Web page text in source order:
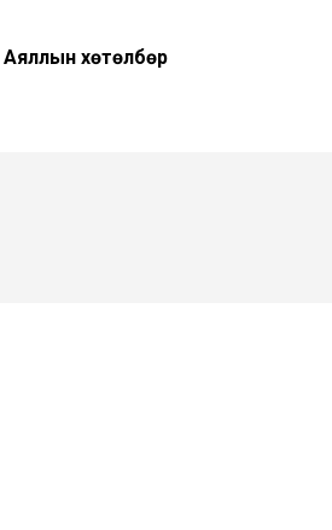
Аяллын хөтөлбөр